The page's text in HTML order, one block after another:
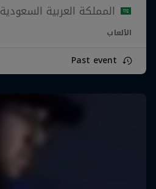
المملكة العربية السعودية
الألعاب
Past event